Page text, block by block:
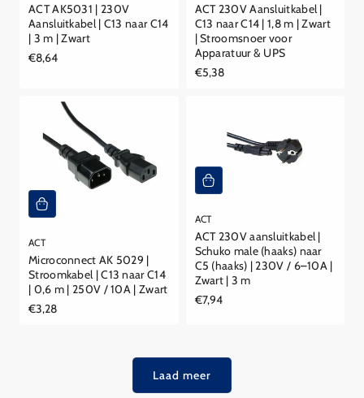
ACT AK5031 | 230V
Aansluitkabel | C13 naar C14
| 3 m | Zwart
Reguliere
€8,64
ACT 230V Aansluitkabel |
C13 naar C14 | 1,8 m | Zwart
| Stroomsnoer voor
Apparatuur & UPS
Reguliere
€5,38
ACT
Microconnect AK 5029 |
Stroomkabel | C13 naar C14
| 0,6 m | 250V / 10A | Zwart
Reguliere
€3,28
ACT
ACT 230V aansluitkabel |
Schuko male (haaks) naar
C5 (haaks) | 230V / 6–10A |
Zwart | 3 m
Reguliere
€7,94
Laad meer